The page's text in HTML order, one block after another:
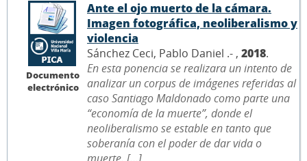
Documento
electrónico
Ante el ojo muerto de la cámara.
Imagen fotográfica, neoliberalismo y
violencia
Sánchez Ceci, Pablo Daniel .- , 2018.
En esta ponencia se realizara un intento de
analizar un corpus de imágenes referidas al
caso Santiago Maldonado como parte una
“economía de la muerte”, donde el
neoliberalismo se estable en tanto que
soberanía con el poder de dar vida o